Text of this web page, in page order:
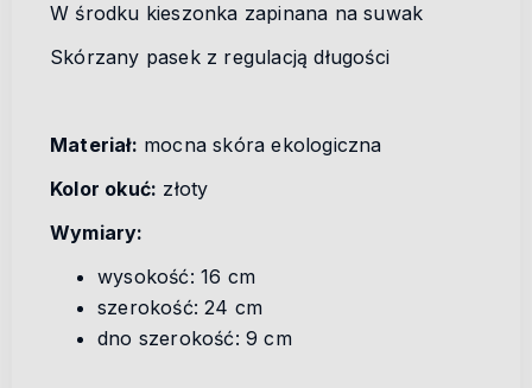
W środku kieszonka zapinana na suwak
Skórzany pasek z regulacją długości
Materiał: mocna skóra ekologiczna
Kolor okuć: złoty
Wymiary:
wysokość: 16 cm
szerokość: 24 cm
dno szerokość: 9 cm